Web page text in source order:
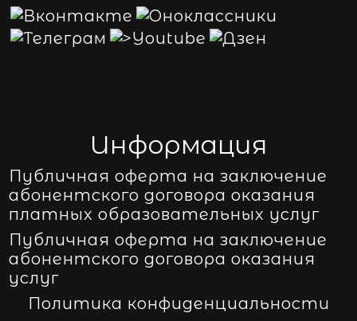
Информация
Публичная оферта на заключение
абонентского договора оказания
платных образовательных услуг
Публичная оферта на заключение
абонентского договора оказания
услуг
Политика конфиденциальности